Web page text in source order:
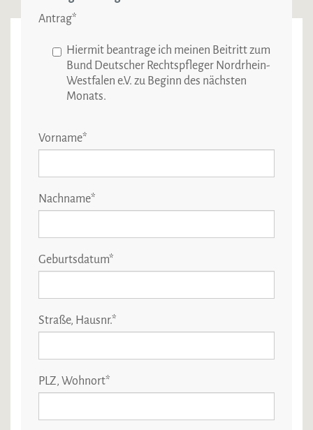
Antrag*
Hiermit beantrage ich meinen Beitritt zum
Bund Deutscher Rechtspfleger Nordrhein-
Westfalen e.V. zu Beginn des nächsten
Monats.
Vorname*
Nachname*
Geburtsdatum*
Straße, Hausnr.*
PLZ, Wohnort*